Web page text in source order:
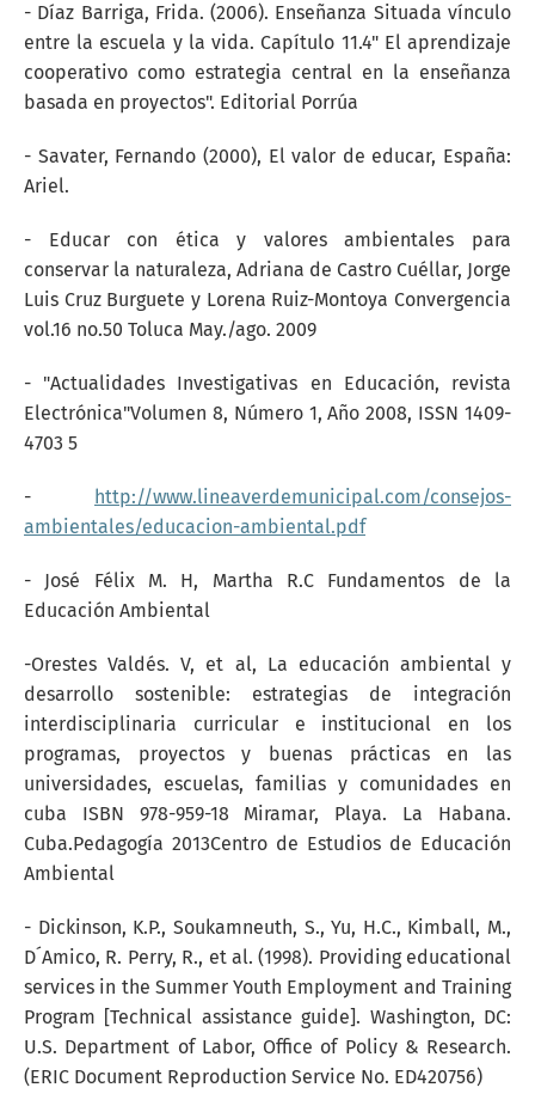
- Díaz Barriga, Frida. (2006). Enseñanza Situada vínculo
entre la escuela y la vida. Capítulo 11.4" El aprendizaje
cooperativo como estrategia central en la enseñanza
basada en proyectos". Editorial Porrúa
- Savater, Fernando (2000), El valor de educar, España:
Ariel.
- Educar con ética y valores ambientales para
conservar la naturaleza, Adriana de Castro Cuéllar, Jorge
Luis Cruz Burguete y Lorena Ruiz-Montoya Convergencia
vol.16 no.50 Toluca May./ago. 2009
- "Actualidades Investigativas en Educación, revista
Electrónica"Volumen 8, Número 1, Año 2008, ISSN 1409-
4703 5
- http://www.lineaverdemunicipal.com/consejos-
ambientales/educacion-ambiental.pdf
- José Félix M. H, Martha R.C Fundamentos de la
Educación Ambiental
-Orestes Valdés. V, et al, La educación ambiental y
desarrollo sostenible: estrategias de integración
interdisciplinaria curricular e institucional en los
programas, proyectos y buenas prácticas en las
universidades, escuelas, familias y comunidades en
cuba ISBN 978-959-18 Miramar, Playa. La Habana.
Cuba.Pedagogía 2013Centro de Estudios de Educación
Ambiental
- Dickinson, K.P., Soukamneuth, S., Yu, H.C., Kimball, M.,
D´Amico, R. Perry, R., et al. (1998). Providing educational
services in the Summer Youth Employment and Training
Program [Technical assistance guide]. Washington, DC:
U.S. Department of Labor, Office of Policy & Research.
(ERIC Document Reproduction Service No. ED420756)